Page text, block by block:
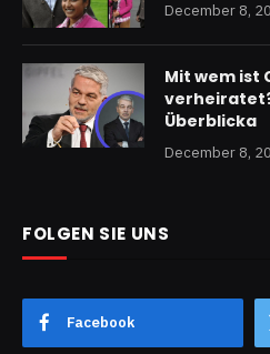
December 8,
Mit wem ist
Überblicka
December 8,
FOLGEN SIE UNS
Facebook